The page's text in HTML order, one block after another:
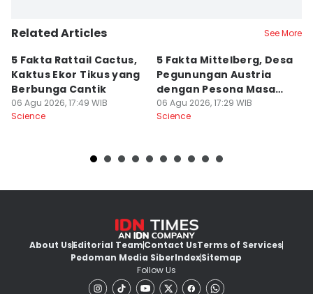
Related Articles See More
5 Fakta Rattail Cactus,
Kaktus Ekor Tikus yang
Berbunga Cantik
06 Agu 2026, 17:49 WIB
Science
5 Fakta Mittelberg, Desa
Pegunungan Austria
dengan Pesona Masa
Lalu
06 Agu 2026, 17:29 WIB
Science
About UsEditorial TeamContact UsTerms of Services
Pedoman Media SiberIndexSitemap
Follow Us